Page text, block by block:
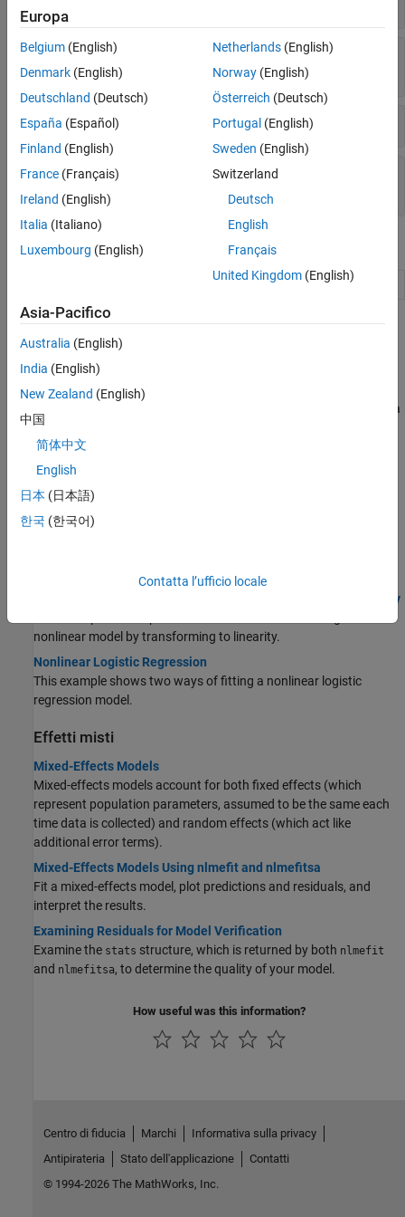
Modello additivo generalizzato
Reti neurali
Apprendimento incrementale
Previsioni dirette
Interpretabilità
Costruzione e valutazione del modello
Python
Regressione non lineare senza utilizzo
dell'oggetto
Effetti misti
Creazione di variabili fittizie e struttura delle
Oggetti
Nonlinear regression model
Argomenti
Modelli non lineari
Nonlinear Regression
Parametric nonlinear models represent the relationship between a
continuous response variable and one or more continuous
predictor variables.
Nonlinear Regression Workflow
Import data, fit a nonlinear regression, test its quality, modify it to
data with nonconstant error variance.
Pitfalls in Fitting Nonlinear Models by Transforming to Linearity
nonlinear model by transforming to linearity.
Nonlinear Logistic Regression
This example shows two ways of fitting a nonlinear logistic
regression model.
Effetti misti
Mixed-Effects Models
Mixed-effects models account for both fixed effects (which
represent population parameters, assumed to be the same each
time data is collected) and random effects (which act like
additional error terms).
Mixed-Effects Models Using nlmefit and nlmefitsa
Fit a mixed-effects model, plot predictions and residuals, and
interpret the results.
Examining Residuals for Model Verification
Examine the stats structure, which is returned by both nlmefit
and nlmefitsa, to determine the quality of your model.
How useful was this information?
Europa
Belgium (English)
Denmark (English)
Deutschland (Deutsch)
España (Español)
Finland (English)
France (Français)
Ireland (English)
Italia (Italiano)
Luxembourg (English)
Netherlands(English)
Norway(English)
Österreich (Deutsch)
Portugal (English)
Sweden (English)
Switzerland
Deutsch
English
Français
United Kingdom(English)
Asia-Pacifico
Australia (English)
India (English)
New Zealand (English)
中国
简体中文
English
日本 (日本語)
한국 (한국어)
Contatta l’ufficio locale
Centro di fiducia Marchi
Informativa sulla privacy
Antipirateria
Stato dell'applicazione
Contatti
© 1994-2026 The MathWorks, Inc.